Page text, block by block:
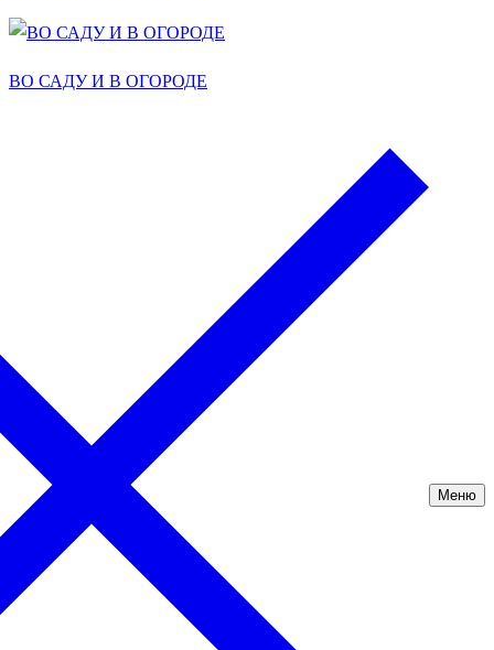
ВО САДУ И В ОГОРОДЕ
Меню